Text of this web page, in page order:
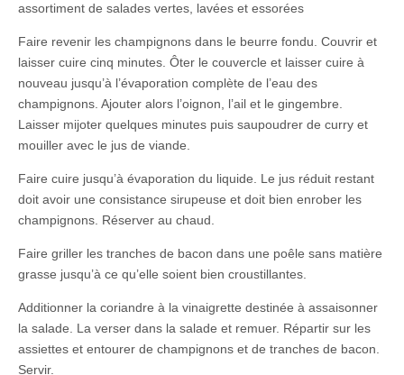
assortiment de salades vertes, lavées et essorées
Faire revenir les champignons dans le beurre fondu. Couvrir et
laisser cuire cinq minutes. Ôter le couvercle et laisser cuire à
nouveau jusqu’à l’évaporation complète de l’eau des
champignons. Ajouter alors l’oignon, l’ail et le gingembre.
Laisser mijoter quelques minutes puis saupoudrer de curry et
mouiller avec le jus de viande.
Faire cuire jusqu’à évaporation du liquide. Le jus réduit restant
doit avoir une consistance sirupeuse et doit bien enrober les
champignons. Réserver au chaud.
Faire griller les tranches de bacon dans une poêle sans matière
grasse jusqu’à ce qu’elle soient bien croustillantes.
Additionner la coriandre à la vinaigrette destinée à assaisonner
la salade. La verser dans la salade et remuer. Répartir sur les
assiettes et entourer de champignons et de tranches de bacon.
Servir.